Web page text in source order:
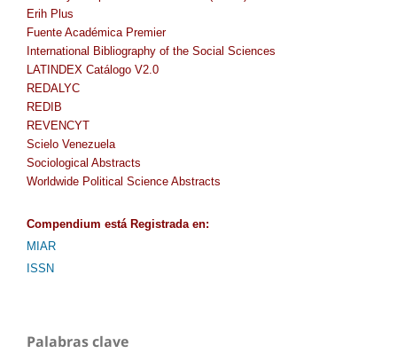
Erih Plus
Fuente Académica Premier
International Bibliography of the Social Sciences
LATINDEX Catálogo V2.0
REDALYC
REDIB
REVENCYT
Scielo Venezuela
Sociological Abstracts
Worldwide Political Science Abstracts
Compendium está Registrada en:
MIAR
ISSN
Palabras clave